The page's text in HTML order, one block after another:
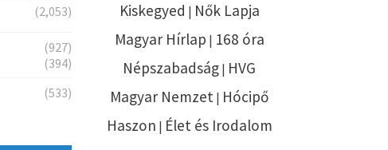
(2,053)
(927)
(394)
(533)
Kiskegyed | Nők Lapja
Magyar Hírlap | 168 óra
Népszabadság | HVG
Magyar Nemzet | Hócipő
Haszon | Élet és Irodalom